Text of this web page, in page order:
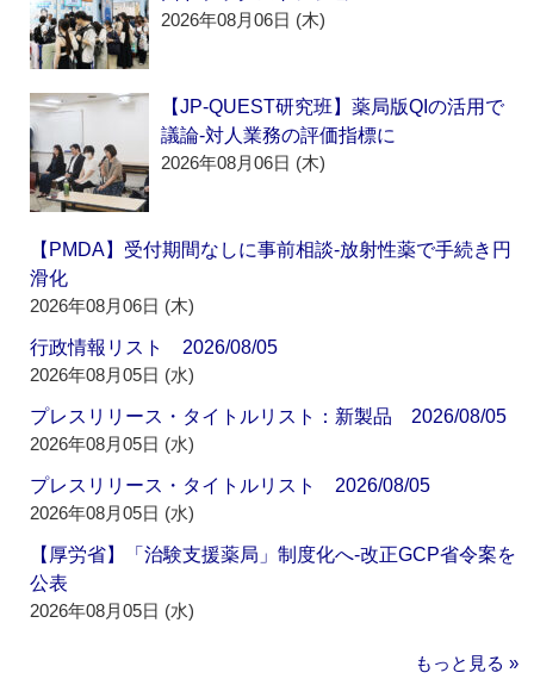
2026年08月06日 (木)
【JP-QUEST研究班】薬局版QIの活用で
議論‐対人業務の評価指標に
2026年08月06日 (木)
【PMDA】受付期間なしに事前相談‐放射性薬で手続き円
滑化
2026年08月06日 (木)
行政情報リスト 2026/08/05
2026年08月05日 (水)
プレスリリース・タイトルリスト：新製品 2026/08/05
2026年08月05日 (水)
プレスリリース・タイトルリスト 2026/08/05
2026年08月05日 (水)
【厚労省】「治験支援薬局」制度化へ‐改正GCP省令案を
公表
2026年08月05日 (水)
もっと見る »